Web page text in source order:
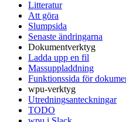
Litteratur
Att göra
Slumpsida
Senaste ändringarna
Dokumentverktyg
Ladda upp en fil
Massuppladdning
Funktionssida för
wpu-verktyg
Utredningsanteckningar
TODO